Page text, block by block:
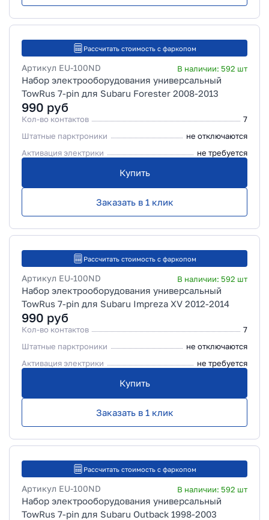
Рассчитать стоимость с фаркопом
Артикул EU-100ND В наличии: 592 шт
Набор электрооборудования универсальный
TowRus 7-pin для Subaru Forester 2008-2013
990 руб
Кол-во контактов
7
Штатные парктроники
не отключаются
Активация электрики
не требуется
Купить
Заказать в 1 клик
Рассчитать стоимость с фаркопом
Артикул EU-100ND В наличии: 592 шт
Набор электрооборудования универсальный
TowRus 7-pin для Subaru Impreza XV 2012-2014
990 руб
Кол-во контактов
7
Штатные парктроники
не отключаются
Активация электрики
не требуется
Купить
Заказать в 1 клик
Рассчитать стоимость с фаркопом
Артикул EU-100ND В наличии: 592 шт
Набор электрооборудования универсальный
TowRus 7-pin для Subaru Outback 1998-2003